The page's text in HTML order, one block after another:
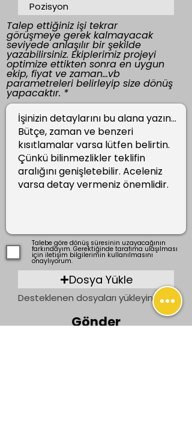
Talep ettiğiniz işi tekrar
görüşmeye gerek kalmayacak
seviyede anlaşılır bir şekilde
yazabilirsiniz. Ekiplerimiz projeyi
optimize ettikten sonra en uygun
ekip, fiyat ve zaman...vb
parametreleri belirleyip size dönüş
yapacaktır.
Talebe göre dönüş süresinin uzayacağının
farkındayım. Gerektiğinde tarafıma ulaşılması
için iletişim bilgilerimin kullanılmasını
onaylıyorum.
Dosya Yükle
Desteklenen dosyaları yükleyin (En fazla 15 MB)
Gönder